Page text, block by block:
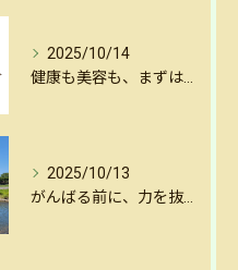
2025/10/14
健康も美容も、まずはリセットから。金沢・犀川沿いの揺らし整体
2025/10/13
がんばる前に、力を抜く。金沢犀川沿いの揺らし整体で心と体をリセット